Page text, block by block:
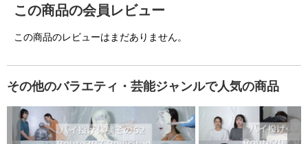
e
o
この商品の会員レビュー
この商品のレビューはまだありません。
その他のバラエティ・芸能ジャンルで人気の商品